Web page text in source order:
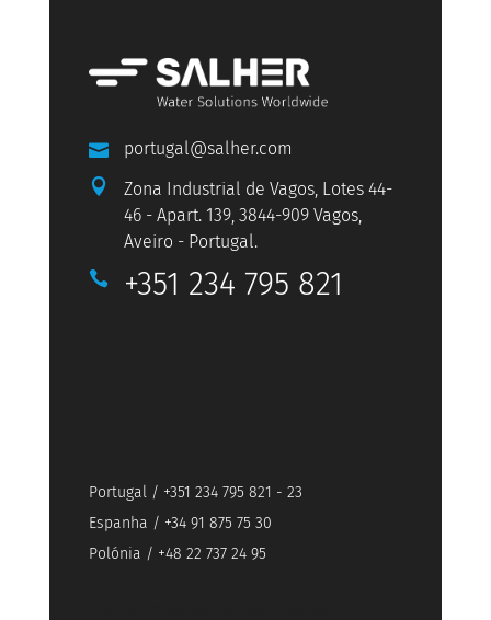
 portugal@salher.com

Zona Industrial de Vagos, Lotes 44-
46 - Apart. 139, 3844-909 Vagos,
Aveiro - Portugal.
 +351 234 795 821
Portugal / +351 234 795 821 - 23
Espanha / +34 91 875 75 30
Polónia / +48 22 737 24 95